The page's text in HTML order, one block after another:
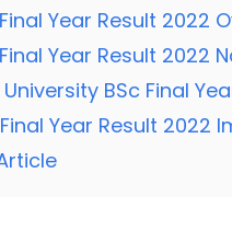
Year Result 2022
Year Result 2022
BSc Final
Year Result 2022